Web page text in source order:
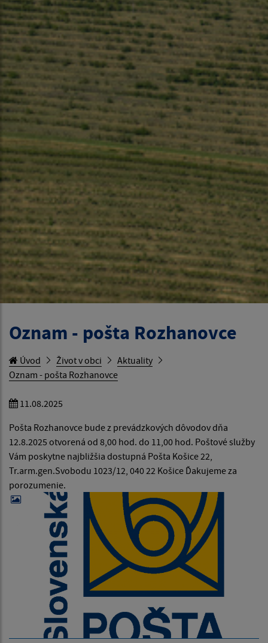
Oznam - pošta Rozhanovce
Úvod Život v obci
Aktuality
Oznam - pošta Rozhanovce
11.08.2025
Pošta Rozhanovce bude z prevádzkových dôvodov dňa
12.8.2025 otvorená od 8,00 hod. do 11,00 hod. Poštové služby
Vám poskytne najbližšia dostupná Pošta Košice 22,
Tr.arm.gen.Svobodu 1023/12, 040 22 Košice Ďakujeme za
porozumenie.